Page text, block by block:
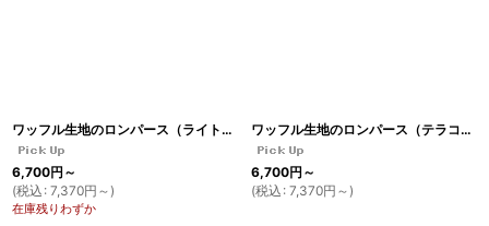
ワッフル生地のロンパース（ライトグレージュ） [RO4]
6,700円 ～
(税込 : 7,370円 ～)
在庫残りわずか
ワッフル生地のロンパース（テラコッタ）
6,700円 ～
(税込 : 7,370円 ～)